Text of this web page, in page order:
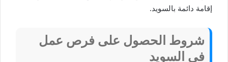
إقامة دائمة بالسويد.
شروط الحصول على فرص عمل
في السويد